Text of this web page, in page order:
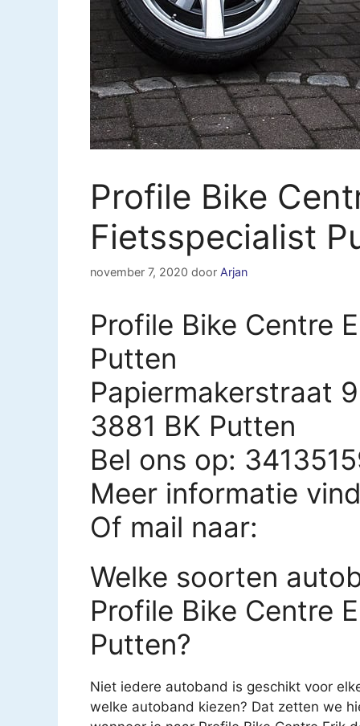
Profile Bike
Fietsspecialist
november 7, 2020 door Arjan
Profile Bike Centre
Putten
Papiermakerstraat 9
3881 BK Putten
Bel ons op:
Meer informatie
Of mail naar:
Welke soorten
Profile Bike Centre
Putten?
Niet iedere autoband is geschikt voor
welke autoband kiezen? Dat zetten we